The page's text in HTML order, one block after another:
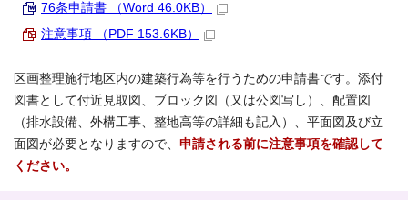
76条申請書 （Word 46.0KB）
注意事項 （PDF 153.6KB）
区画整理施行地区内の建築行為等を行うための申請書です。添付
図書として付近見取図、ブロック図（又は公図写し）、配置図
（排水設備、外構工事、整地高等の詳細も記入）、平面図及び立
面図が必要となりますので、 申請される前に注意事項を確認して
ください。